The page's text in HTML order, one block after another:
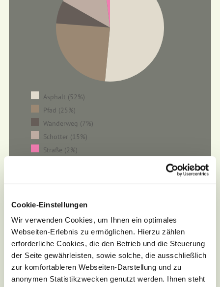
Cookie-Einstellungen
Wir verwenden Cookies, um Ihnen ein optimales
Webseiten-Erlebnis zu ermöglichen. Hierzu zählen
erforderliche Cookies, die den Betrieb und die Steuerung
der Seite gewährleisten, sowie solche, die ausschließlich
zur komfortableren Webseiten-Darstellung und zu
anonymen Statistikzwecken genutzt werden. Ihnen steht
Asphalt (52%)
Pfad (25%)
Wanderweg (7%)
Schotter (15%)
Straße (2%)